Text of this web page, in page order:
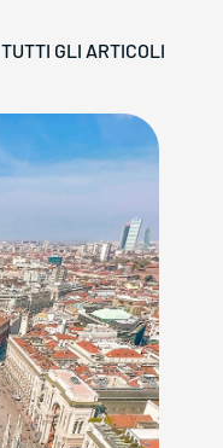
TUTTI GLI ARTICOLI